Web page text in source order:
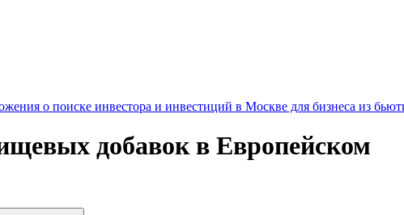
о поиске инвестора и инвестиций в Москве для бизнеса из
добавок в Европейском